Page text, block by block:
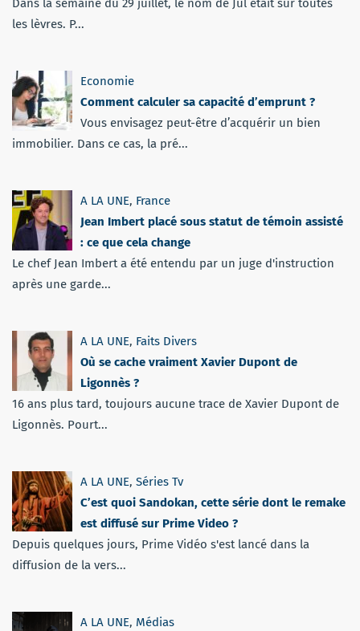
Dans la semaine du 29 juillet, le nom de Jul était sur toutes
les lèvres. P...
Economie
Comment calculer sa capacité d’emprunt ?
Vous envisagez peut-être d’acquérir un bien
immobilier. Dans ce cas, la pré...
A LA UNE, France
Jean Imbert placé sous statut de témoin assisté
: ce que cela change
Le chef Jean Imbert a été entendu par un juge d'instruction
après une garde...
A LA UNE, Faits Divers
Où se cache vraiment Xavier Dupont de
Ligonnès ?
16 ans plus tard, toujours aucune trace de Xavier Dupont de
Ligonnès. Pourt...
A LA UNE, Séries Tv
C’est quoi Sandokan, cette série dont le remake
est diffusé sur Prime Video ?
Depuis quelques jours, Prime Vidéo s'est lancé dans la
diffusion de la vers...
A LA UNE, Médias